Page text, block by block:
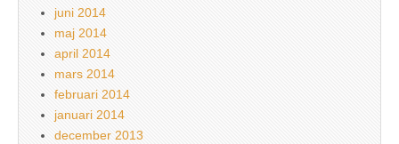
juni 2014
maj 2014
april 2014
mars 2014
februari 2014
januari 2014
december 2013